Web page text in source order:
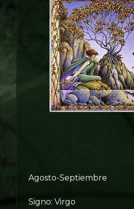
Agosto-Septiembre
Signo: Virgo